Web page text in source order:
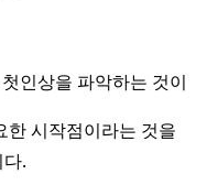
인상을 파악하는 것이
한 시작점이라는 것을
.